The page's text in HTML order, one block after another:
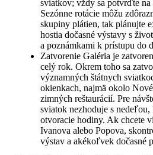
sviatkov; vždy sa potvrďte
Sezónne rotácie môžu
skupiny plátien, tak plánujte
hostia dočasné výstavy s
a poznámkami k prístupu do
Zatvorenie Galéria je
celý rok. Okrem toho sa
významných štátnych
okienkach, najmä okolo
zimných reštaurácií. Pre
sviatok nezhoduje s
otvoracie hodiny. Ak chcete
Ivanova alebo Popova,
výstav a akékoľvek dočasné